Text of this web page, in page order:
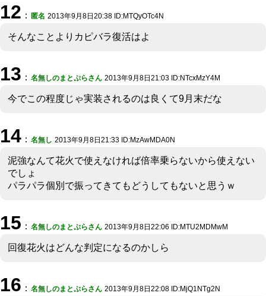
12 ： 匿名 2013年9月8日20:38 ID:MTQyOTc4N
そんなことよりカピバラ復活はよ
13 ： 名無しのまとぷらさん 2013年9月8日21:03 ID:NTcxMzY4M
今でこの程度じゃ実装されるのは良くて9月末だな
14 ： 名無し 2013年9月8日21:33 ID:MzAwMDA0N
泥強なんて花火で使えなければ倍率乗らないから使えない
でしょ
パラパラ個別で振ってきてもどうしてもないと思うｗ
15 ： 名無しのまとぷらさん 2013年9月8日22:06 ID:MTU2MDMwM
回復花火はどんな判定になるのかしら
16 ： 名無しのまとぷらさん 2013年9月8日22:08 ID:MjQ1NTg2N